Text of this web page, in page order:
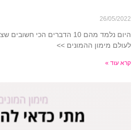
26/05/2022
היום נלמד מהם 10 הדברים הכי
לעולם מימון ההמונים >>
קרא עוד »